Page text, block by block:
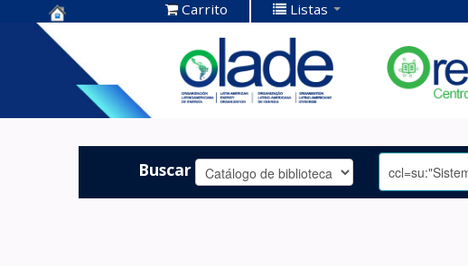
Centro de
Documentación
OLADE -
Carrito Listas
Buscar